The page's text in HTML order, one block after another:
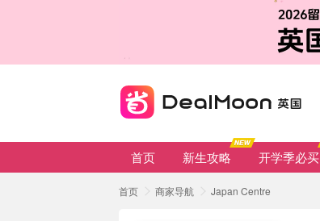
首页 新生攻略 开学季必买
首页 商家导航 Japan Centre